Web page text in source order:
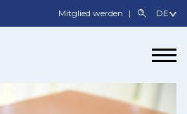
Mitglied werden